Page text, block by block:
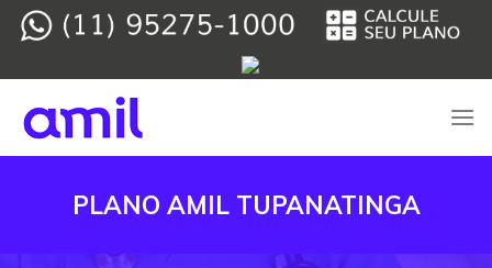
Skip
PLANO AMIL TUPANATINGA